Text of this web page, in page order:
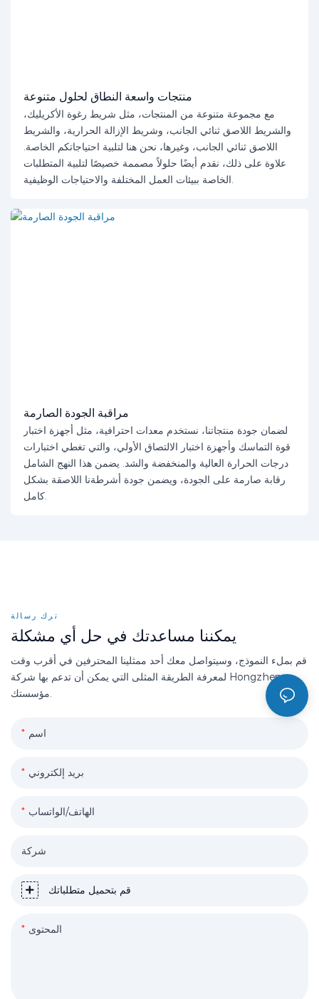
منتجات واسعة النطاق لحلول متنوعة
مع مجموعة متنوعة من المنتجات، مثل شريط رغوة الأكريليك،
والشريط اللاصق ثنائي الجانب، وشريط الإزالة الحرارية، والشريط
اللاصق ثنائي الجانب، وغيرها، نحن هنا لتلبية احتياجاتكم الخاصة.
علاوة على ذلك، نقدم أيضًا حلولاً مصممة خصيصًا لتلبية المتطلبات
الخاصة ببيئات العمل المختلفة والاحتياجات الوظيفية.
مراقبة الجودة الصارمة
لضمان جودة منتجاتنا، نستخدم معدات احترافية، مثل أجهزة اختبار
قوة التماسك وأجهزة اختبار الالتصاق الأولي، والتي تغطي اختبارات
درجات الحرارة العالية والمنخفضة والشد. يضمن هذا النهج الشامل
رقابة صارمة على الجودة، ويضمن جودة أشرطةنا اللاصقة بشكل
كامل.
ترك رسالة
يمكننا مساعدتك في حل أي مشكلة
قم بملء النموذج، وسيتواصل معك أحد ممثلينا المحترفين في أقرب وقت
لمعرفة الطريقة المثلى التي يمكن أن تدعم بها شركة Hongzheng
مؤسستك.
اسم
بريد إلكتروني
الهاتف/الواتساب
شركة
قم بتحميل متطلباتك
المحتوى